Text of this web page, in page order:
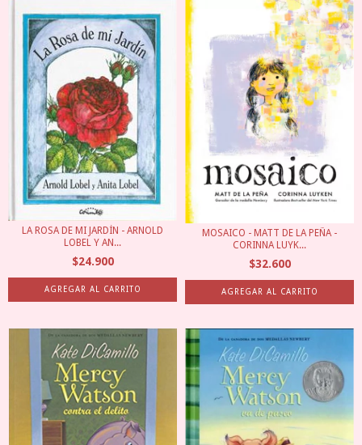
LA ROSA DE MI JARDÍN - ARNOLD
LOBEL Y AN...
$24.900
MOSAICO - MATT DE LA PEÑA -
CORINNA LUYK...
$32.600